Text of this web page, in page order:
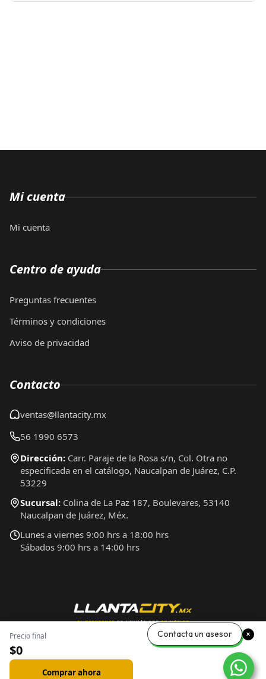
Contacta un asesor
Precio final
$0
Comprar ahora
Mi cuenta
Mi cuenta
Centro de ayuda
Preguntas frecuentes
Términos y condiciones
Aviso de privacidad
Contacto
ventas@llantacity.mx
56 1990 6573
Dirección: Carr. Paraje de la Rosa s/n, Col. Otra no
especificada en el catálogo, Naucalpan de Juárez, C.P.
53229
Sucursal: Colina de La Paz 187, Boulevares, 53140
Naucalpan de Juárez, Méx.
Lunes a viernes 9:00 hrs a 18:00 hrs
Sábados 9:00 hrs a 14:00 hrs